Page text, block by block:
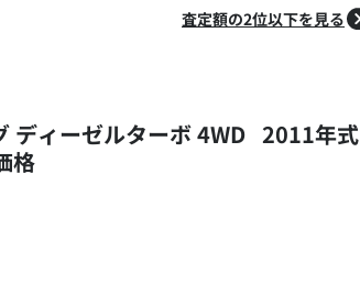
査定額の2位以下を見る
ディーゼルターボ 4WD 2011年式
格